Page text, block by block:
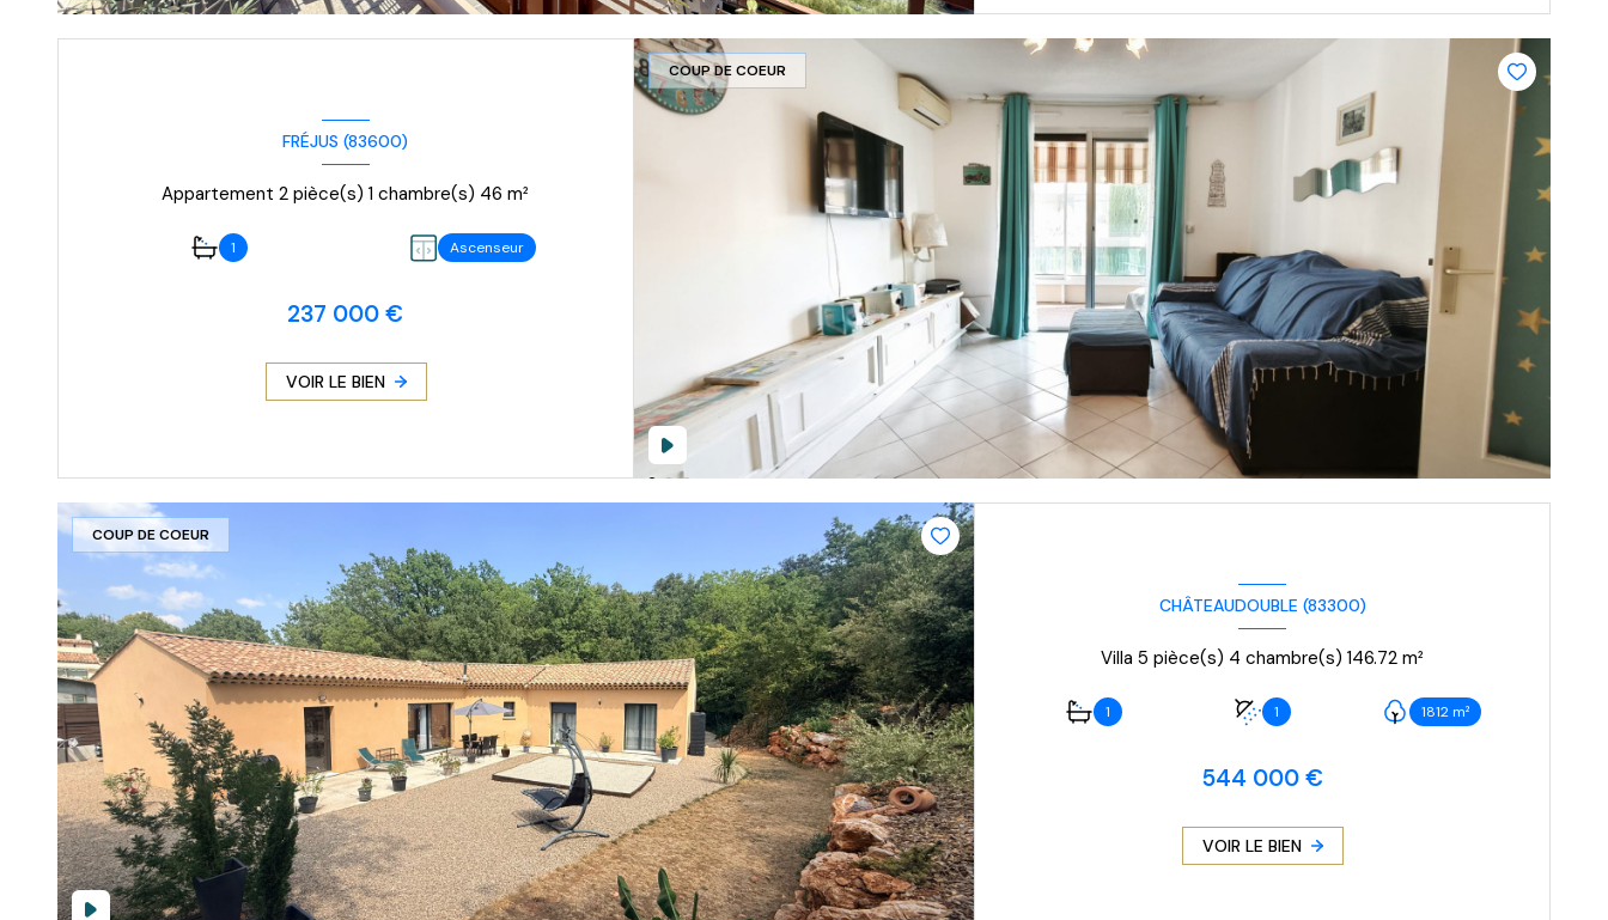
COUP DE COEUR
FRÉJUS (83600)
Appartement 2 pièce(s) 1 chambre(s) 46 m²
1 Ascenseur
237 000 €
VOIR LE BIEN
COUP DE COEUR
CHÂTEAUDOUBLE (83300)
Villa 5 pièce(s) 4 chambre(s) 146.72 m²
1 1 1812 m²
544 000 €
VOIR LE BIEN